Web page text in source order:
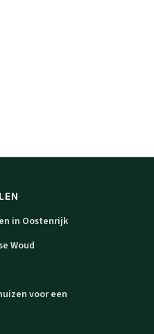
in Oostenrijk
Woud
voor een